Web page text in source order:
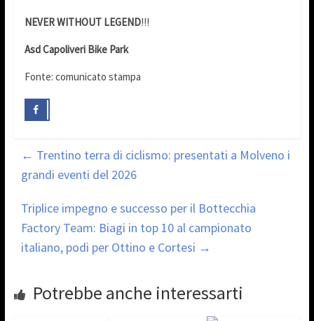
NEVER WITHOUT LEGEND!!!
Asd Capoliveri Bike Park
Fonte: comunicato stampa
← Trentino terra di ciclismo: presentati a Molveno i
grandi eventi del 2026
Triplice impegno e successo per il Bottecchia
Factory Team: Biagi in top 10 al campionato
italiano, podi per Ottino e Cortesi →
Potrebbe anche interessarti